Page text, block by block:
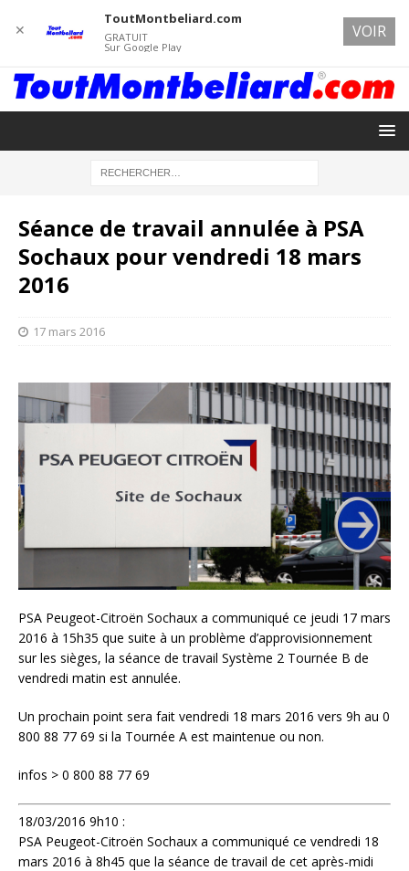
Séance de travail annulée à PSA
Sochaux pour vendredi 18 mars
2016
17 mars 2016
PSA Peugeot-Citroën Sochaux a communiqué ce jeudi 17 mars
2016 à 15h35 que suite à un problème d’approvisionnement
sur les sièges, la séance de travail Système 2 Tournée B de
vendredi matin est annulée.
Un prochain point sera fait vendredi 18 mars 2016 vers 9h au 0
800 88 77 69 si la Tournée A est maintenue ou non.
infos > 0 800 88 77 69
18/03/2016 9h10 :
PSA Peugeot-Citroën Sochaux a communiqué ce vendredi 18
mars 2016 à 8h45 que la séance de travail de cet après-midi
✕
ToutMontbeliard.com
GRATUIT
Sur Google Play
VOIR